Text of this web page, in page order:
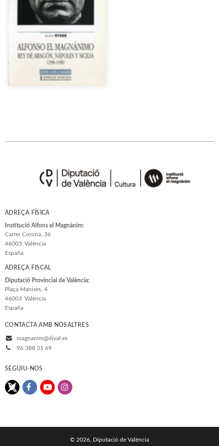
ADREÇA FÍSICA
Institució Alfons el Magnànim:
Carrer Corona, 36
46003 València
España
ADREÇA FISCAL
Diputació Provincial de València:
Plaça Manises, 4
46003 València
España
CONTACTA AMB NOSALTRES
magnanim@dival.es
96 388 31 69
SEGUIU-NOS
© 2026, Diputació de València